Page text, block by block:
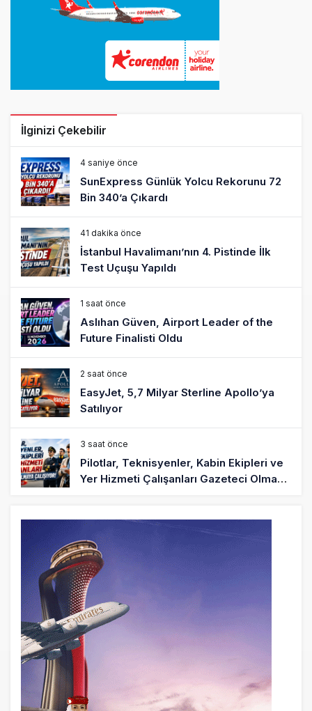
İlginizi Çekebilir
4 saniye önce
SunExpress Günlük Yolcu Rekorunu 72
Bin 340’a Çıkardı
41 dakika önce
İstanbul Havalimanı’nın 4. Pistinde İlk
Test Uçuşu Yapıldı
1 saat önce
Aslıhan Güven, Airport Leader of the
Future Finalisti Oldu
2 saat önce
EasyJet, 5,7 Milyar Sterline Apollo’ya
Satılıyor
3 saat önce
Pilotlar, Teknisyenler, Kabin Ekipleri ve
Yer Hizmeti Çalışanları Gazeteci Olmaya
BookingAgora’dan Dubai’ye iki FAM Trip
8 saat önce
AJet Uçuşlarıyla Rus Turist İçin Yeni
Türkiye Rotası
9 saat önce
Airbus Temmuz bilançosunu açıkladı:
204 yeni sipariş